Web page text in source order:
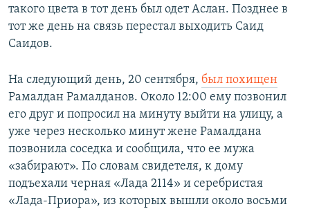
такого цвета в тот день был одет Аслан. Позднее в
тот же день на связь перестал выходить Саид
Саидов.
На следующий день, 20 сентября, был похищен
Рамалдан Рамалданов. Около 12:00 ему позвонил
его друг и попросил на минуту выйти на улицу, а
уже через несколько минут жене Рамалдана
позвонила соседка и сообщила, что ее мужа
«забирают». По словам свидетеля, к дому
подъехали черная «Лада 2114» и серебристая
«Лада-Приора», из которых вышли около восьми